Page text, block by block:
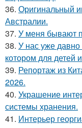
36. Оригинальный
Австралии.
37. У меня бывают
38. У нас уже
котором для детей
39. Репортаж из
2026.
40. Украшение
системы хранения.
41. Интерьер